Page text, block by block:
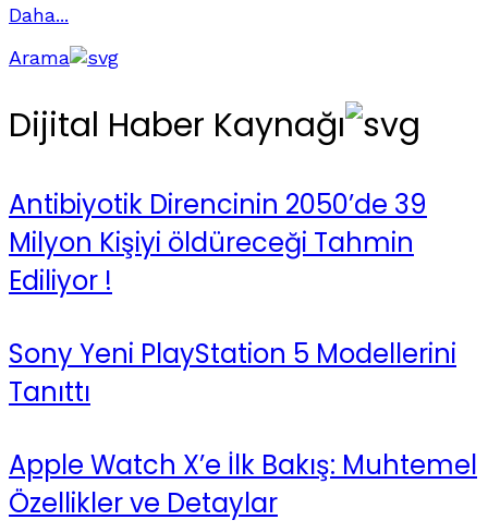
Daha...
Arama
Dijital Haber Kaynağı
Antibiyotik Direncinin 2050’de 39
Milyon Kişiyi öldüreceği Tahmin
Ediliyor !
Sony Yeni PlayStation 5 Modellerini
Tanıttı
Apple Watch X’e İlk Bakış: Muhtemel
Özellikler ve Detaylar